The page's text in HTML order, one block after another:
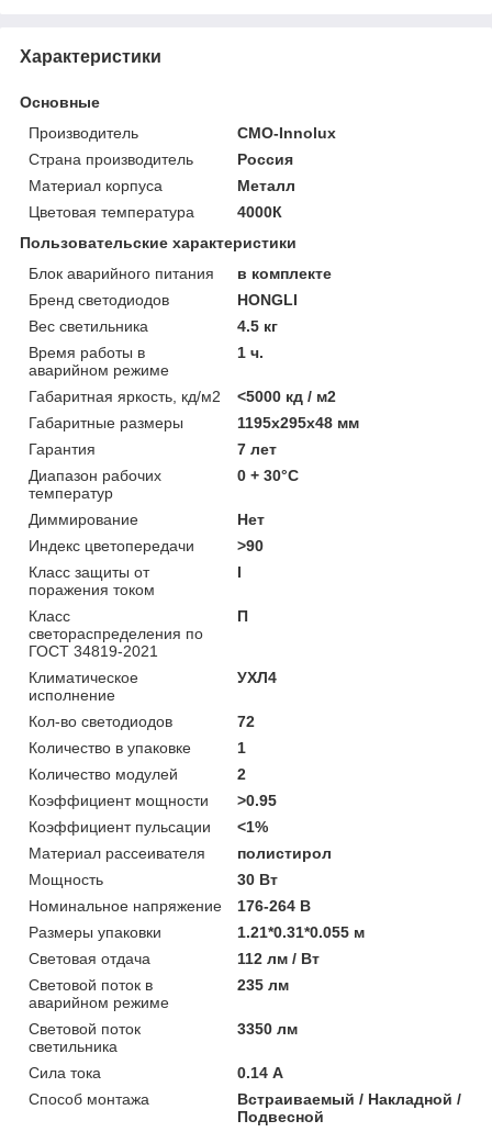
Характеристики
Основные
Производитель
CMO-Innolux
Страна производитель
Россия
Материал корпуса
Металл
Цветовая температура
4000К
Пользовательские характеристики
Блок аварийного питания
в комплекте
Бренд светодиодов
HONGLI
Вес светильника
4.5 кг
Время работы в
аварийном режиме
1 ч.
Габаритная яркость, кд/м2
<5000 кд / м2
Габаритные размеры
1195х295х48 мм
Гарантия
7 лет
Диапазон рабочих
температур
0 + 30°C
Диммирование
Нет
Индекс цветопередачи
>90
Класс защиты от
поражения током
I
Класс
светораспределения по
ГОСТ 34819-2021
П
Климатическое
исполнение
УХЛ4
Кол-во светодиодов
72
Количество в упаковке
1
Количество модулей
2
Коэффициент мощности
>0.95
Коэффициент пульсации
<1%
Материал рассеивателя
полистирол
Мощность
30 Вт
Номинальное напряжение
176-264 В
Размеры упаковки
1.21*0.31*0.055 м
Световая отдача
112 лм / Вт
Световой поток в
аварийном режиме
235 лм
Световой поток
светильника
3350 лм
Сила тока
0.14 А
Способ монтажа
Встраиваемый / Накладной /
Подвесной